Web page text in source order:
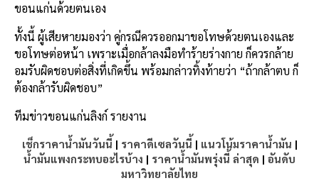
ขอนแก่นด้วยตนเอง
ทั้งนี้ ผู้เสียหายมองว่า คู่กรณีควรออกมาขอโทษด้วยตนเองและ
ขอโทษต่อหน้า เพราะเมื่อกล้าลงมือทำร้ายร่างกาย ก็ควรกล้าย
อมรับผิดชอบต่อสิ่งที่เกิดขึ้น พร้อมกล่าวทิ้งท้ายว่า “ถ้ากล้าตบ ก็
ต้องกล้ารับผิดชอบ”
ทีมข่าวขอนแก่นลิงก์ รายงาน
เช็กราคาน้ำมันวันนี้ | ราคาดีเซลวันนี้ | แนวโน้มราคาน้ำมัน |
น้ำมันแพงกระทบอะไรบ้าง | ราคาน้ำมันพรุ่งนี้ ล่าสุด | อันดับ
มหาวิทยาลัยไทย